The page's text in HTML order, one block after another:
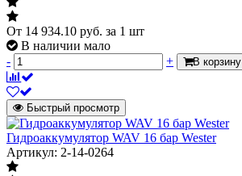
От 14 934.10 руб. за 1 шт
В наличии мало
-
+ В корзину
Быстрый просмотр
Гидроаккумулятор WAV 16 бар Wester
Артикул: 2-14-0264